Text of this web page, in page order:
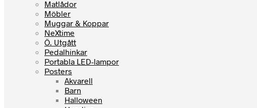
Matlådor
Möbler
Muggar & Koppar
NeXtime
Ö. Utgått
Pedalhinkar
Portabla LED-lampor
Posters
Akvarell
Barn
Halloween